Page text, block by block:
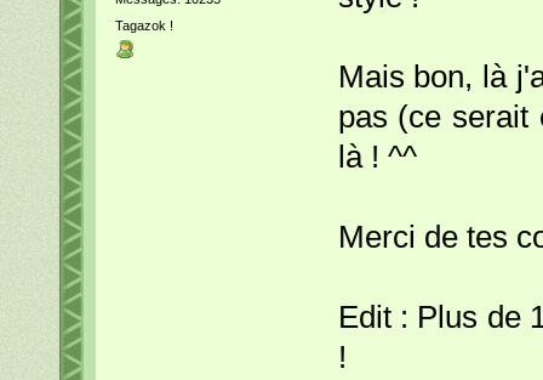
Tagazok !
Mais bon, là
pas (ce serait
là ! ^^
Merci de tes
Edit : Plus de
!